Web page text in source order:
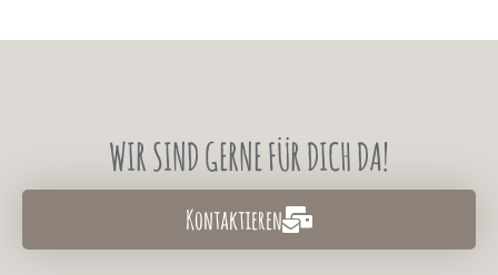
WIR SIND GERNE FÜR DICH DA!
Kontaktieren